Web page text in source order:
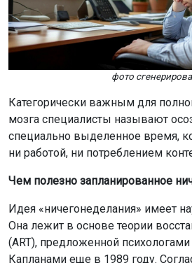
фото
Категорически важным для
мозга специалисты называют
специально выделенное время,
ни работой, ни потреблением
Чем полезно запланированное
Идея «ничегонеделания» имеет
Она лежит в основе теории
(ART), предложенной
Капланами еще в 1989 году.